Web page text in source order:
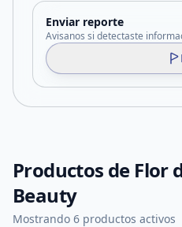
Enviar reporte
Avisanos si detectaste
Productos de Flor
Beauty
Mostrando 6 productos activos